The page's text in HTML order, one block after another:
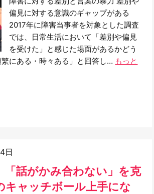
偏見に対する意識のギャップがある
2017年に障害当事者を対象とした調査
では、日常生活において「差別や偏見
を受けた」と感じた場面があるかどう
にある・時々ある」と回答し… もっと
日
「話がかみ合わない」を克
キャッチボール上手にな